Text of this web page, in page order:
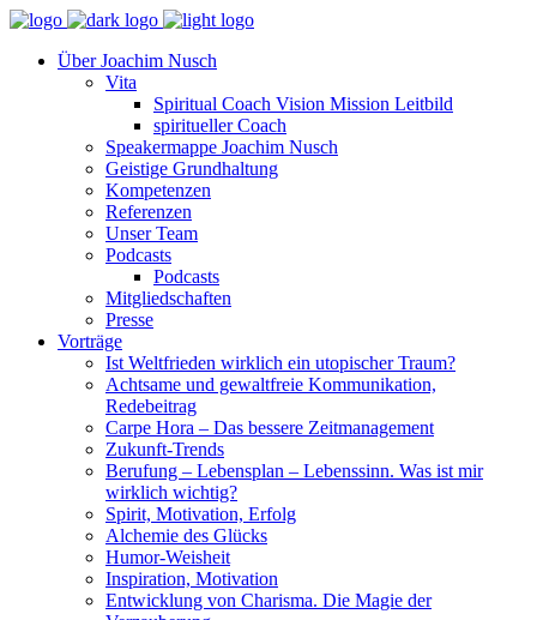
Über Joachim Nusch
Vita
Spiritual Coach Vision Mission Leitbild
spiritueller Coach
Speakermappe Joachim Nusch
Geistige Grundhaltung
Kompetenzen
Referenzen
Unser Team
Podcasts
Podcasts
Mitgliedschaften
Presse
Vorträge
Ist Weltfrieden wirklich ein utopischer Traum?
Achtsame und gewaltfreie Kommunikation,
Redebeitrag
Carpe Hora – Das bessere Zeitmanagement
Zukunft-Trends
Berufung – Lebensplan – Lebenssinn. Was ist mir
wirklich wichtig?
Spirit, Motivation, Erfolg
Alchemie des Glücks
Humor-Weisheit
Inspiration, Motivation
Entwicklung von Charisma. Die Magie der